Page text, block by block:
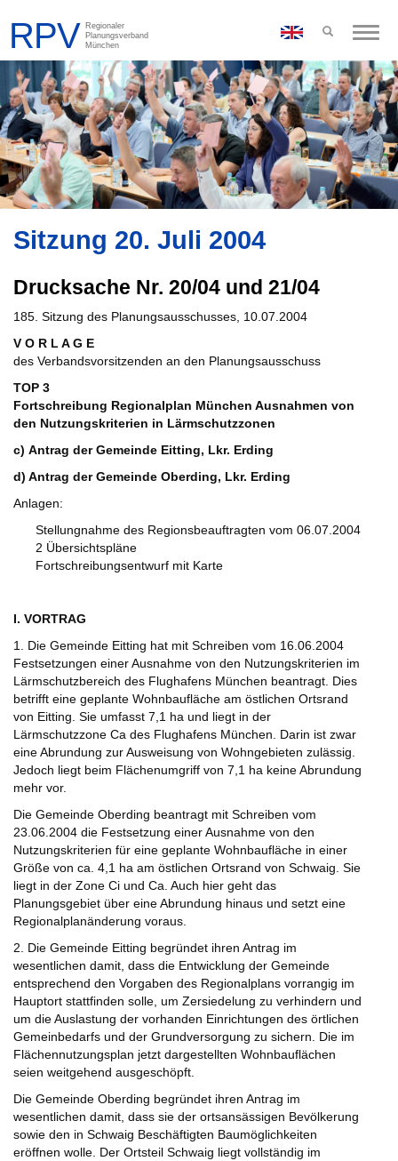
Toggle
Sitzung 20. Juli 2004
Drucksache Nr. 20/04 und 21/04
185. Sitzung des Planungsausschusses, 10.07.2004
V O R L A G E
des Verbandsvorsitzenden an den Planungsausschuss
TOP 3
Fortschreibung Regionalplan München Ausnahmen von
den Nutzungskriterien in Lärmschutzzonen
c) Antrag der Gemeinde Eitting, Lkr. Erding
d) Antrag der Gemeinde Oberding, Lkr. Erding
Anlagen:
Stellungnahme des Regionsbeauftragten vom 06.07.2004
2 Übersichtspläne
Fortschreibungsentwurf mit Karte
I. VORTRAG
1. Die Gemeinde Eitting hat mit Schreiben vom 16.06.2004
Festsetzungen einer Ausnahme von den Nutzungskriterien im
Lärmschutzbereich des Flughafens München beantragt. Dies
betrifft eine geplante Wohnbaufläche am östlichen Ortsrand
von Eitting. Sie umfasst 7,1 ha und liegt in der
Lärmschutzzone Ca des Flughafens München. Darin ist zwar
eine Abrundung zur Ausweisung von Wohngebieten zulässig.
Jedoch liegt beim Flächenumgriff von 7,1 ha keine Abrundung
mehr vor.
Die Gemeinde Oberding beantragt mit Schreiben vom
23.06.2004 die Festsetzung einer Ausnahme von den
Nutzungskriterien für eine geplante Wohnbaufläche in einer
Größe von ca. 4,1 ha am östlichen Ortsrand von Schwaig. Sie
liegt in der Zone Ci und Ca. Auch hier geht das
Planungsgebiet über eine Abrundung hinaus und setzt eine
Regionalplanänderung voraus.
2. Die Gemeinde Eitting begründet ihren Antrag im
wesentlichen damit, dass die Entwicklung der Gemeinde
entsprechend den Vorgaben des Regionalplans vorrangig im
Hauptort stattfinden solle, um Zersiedelung zu verhindern und
um die Auslastung der vorhanden Einrichtungen des örtlichen
Gemeinbedarfs und der Grundversorgung zu sichern. Die im
Flächennutzungsplan jetzt dargestellten Wohnbauflächen
seien weitgehend ausgeschöpft.
Die Gemeinde Oberding begründet ihren Antrag im
wesentlichen damit, dass sie der ortsansässigen Bevölkerung
sowie den in Schwaig Beschäftigten Baumöglichkeiten
eröffnen wolle. Der Ortsteil Schwaig liegt vollständig im